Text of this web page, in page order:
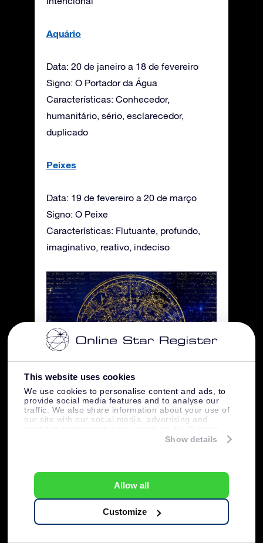
This website uses cookies
We use cookies to personalise content and ads, to
provide social media features and to analyse our
traffic. We also share information about your use of
our site with our social media, advertising and
information that you’ve provided to them or that
Show details
Allow all
Customize
Aquário
Data: 20 de janeiro a 18 de fevereiro
Signo: O Portador da Água
Características: Conhecedor,
humanitário, sério, esclarecedor,
duplicado
Peixes
Data: 19 de fevereiro a 20 de março
Signo: O Peixe
Características: Flutuante, profundo,
imaginativo, reativo, indeciso
Créditos pela imagem: Pixabay
constelação
termo latino que significa “conjunto de
estrelas”.